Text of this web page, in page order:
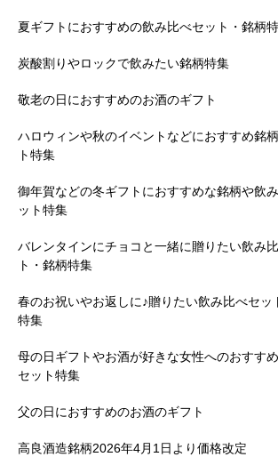
夏ギフトにおすすめの飲み比べセット・銘柄
炭酸割りやロックで飲みたい銘柄特集
敬老の日におすすめのお酒のギフト
ハロウィンや秋のイベントなどにおすすめ銘
ト特集
御年賀などの冬ギフトにおすすめな銘柄や飲
ット特集
バレンタインにチョコと一緒に贈りたい飲み
ト・銘柄特集
春のお祝いやお返しに♪贈りたい飲み比べセッ
特集
母の日ギフトやお酒が好きな女性へのおすすめ
セット特集
父の日におすすめのお酒のギフト
高良酒造銘柄2026年4月1日より価格改定